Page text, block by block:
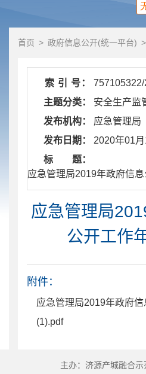
首页 > 政府信息公开(统一平台) >
索 引 号：
主题分类：
安全生产监
发布机构：
应急管理局
发布日期：
2020年01月
标 题：
应急管理局2019年政府信
应急管理局
公开工作
附件：
应急管理局2019年政府
(1).pdf
主办：济源产城融合